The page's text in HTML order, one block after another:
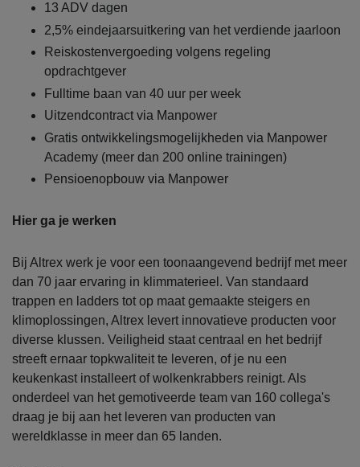
13 ADV dagen
2,5% eindejaarsuitkering van het verdiende jaarloon
Reiskostenvergoeding volgens regeling
opdrachtgever
Fulltime baan van 40 uur per week
Uitzendcontract via Manpower
Gratis ontwikkelingsmogelijkheden via Manpower
Academy (meer dan 200 online trainingen)
Pensioenopbouw via Manpower
Hier ga je werken
Bij Altrex werk je voor een toonaangevend bedrijf met meer
dan 70 jaar ervaring in klimmaterieel. Van standaard
trappen en ladders tot op maat gemaakte steigers en
klimoplossingen, Altrex levert innovatieve producten voor
diverse klussen. Veiligheid staat centraal en het bedrijf
streeft ernaar topkwaliteit te leveren, of je nu een
keukenkast installeert of wolkenkrabbers reinigt. Als
onderdeel van het gemotiveerde team van 160 collega's
draag je bij aan het leveren van producten van
wereldklasse in meer dan 65 landen.